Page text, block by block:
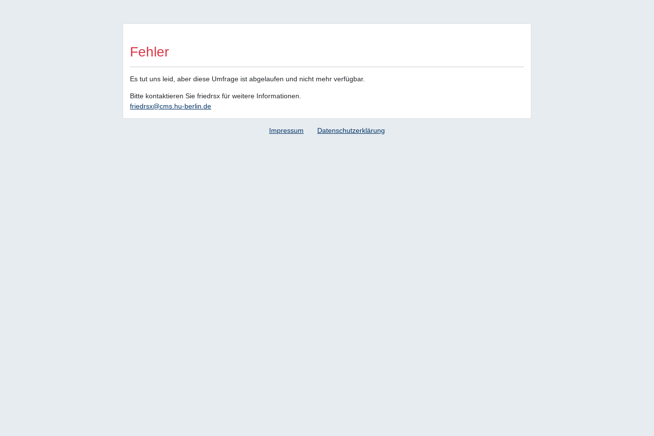
Fehler
Es tut uns leid, aber diese Umfrage ist abgelaufen und nicht mehr verfügbar.
Bitte kontaktieren Sie friedrsx für weitere Informationen.
friedrsx@cms.hu-berlin.de
Impressum Datenschutzerklärung